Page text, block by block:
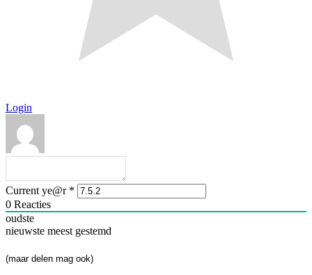
Login
Current ye@r *
0 Reacties
oudste
nieuwste meest gestemd
(maar delen mag ook)